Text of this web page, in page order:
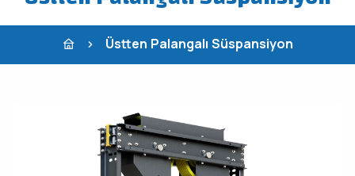
Üstten Palangalı Süspansiyon